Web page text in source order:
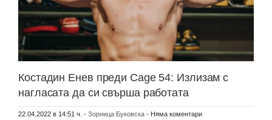
Костадин Енев преди Cage 54: Излизам с
нагласата да си свърша работата
22.04.2022 в 14:51 ч. - Зорница Буковска - Няма коментари